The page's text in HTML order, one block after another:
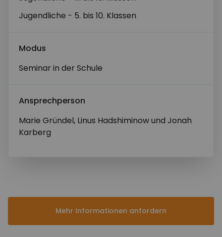
Jugendliche - 5. bis 10. Klassen
Modus
Seminar in der Schule
Ansprechperson
Marie Gründel, Linus Hadshiminow und Jonah
Karberg
Mehr Informationen anfordern
Abschicken